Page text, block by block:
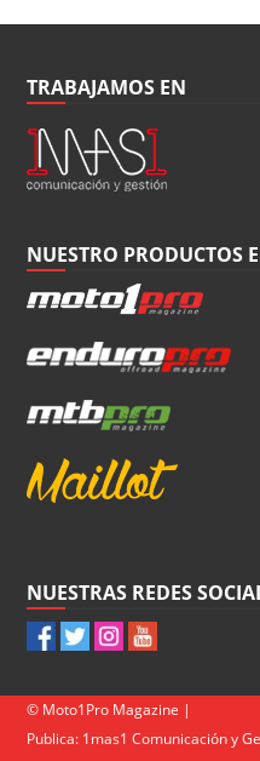
TRABAJAMOS EN
NUESTRO PRODUCTOS
NUESTRAS REDES
© Moto1Pro Magazine |
Publica: 1mas1 Comunicación y